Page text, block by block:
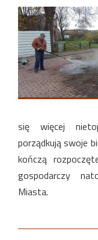
się więcej
porządkują swoje
kończą
gospodarczy
Miasta.